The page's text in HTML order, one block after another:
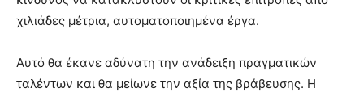
χιλιάδες μέτρια, αυτοματοποιημένα έργα.
Αυτό θα έκανε αδύνατη την ανάδειξη πραγματικών
ταλέντων και θα μείωνε την αξία της βράβευσης. Η